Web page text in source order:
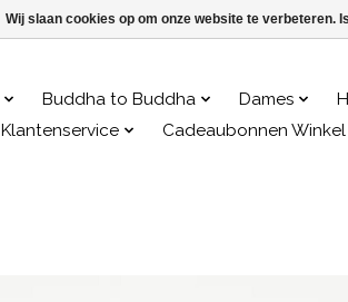
Buddha to Buddha Dames
Klantenservice
Cadeaubonnen Winkel
Wij slaan cookies op om onze website te verbeteren.